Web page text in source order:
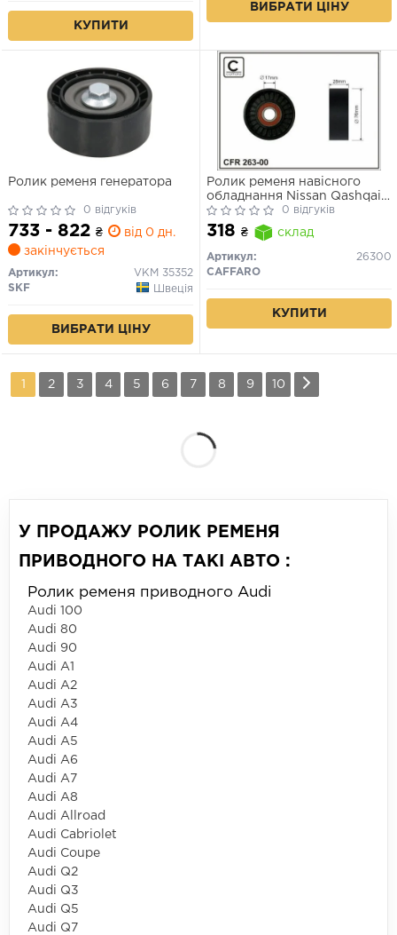
КУПИТИ
ВИБРАТИ ЦІНУ
Ролик ременя генератора
0 відгуків
733 - 822 ₴
від 0 дн.
закінчується
Артикул:
VKM 35352
SKF
Швеція
ВИБРАТИ ЦІНУ
Ролик ременя навісного
обладнання Nissan Qashqai
J10, X-Trail T30/T31
0 відгуків
318 ₴ склад
Артикул:
26300
CAFFARO
КУПИТИ
1 2 3 4 5 6 7 8 9 10
У ПРОДАЖУ РОЛИК РЕМЕНЯ
ПРИВОДНОГО НА ТАКІ АВТО :
Ролик ременя приводного Audi
Audi 100
Audi 80
Audi 90
Audi A1
Audi A2
Audi A3
Audi A4
Audi A5
Audi A6
Audi A7
Audi A8
Audi Allroad
Audi Cabriolet
Audi Coupe
Audi Q2
Audi Q3
Audi Q5
Audi Q7